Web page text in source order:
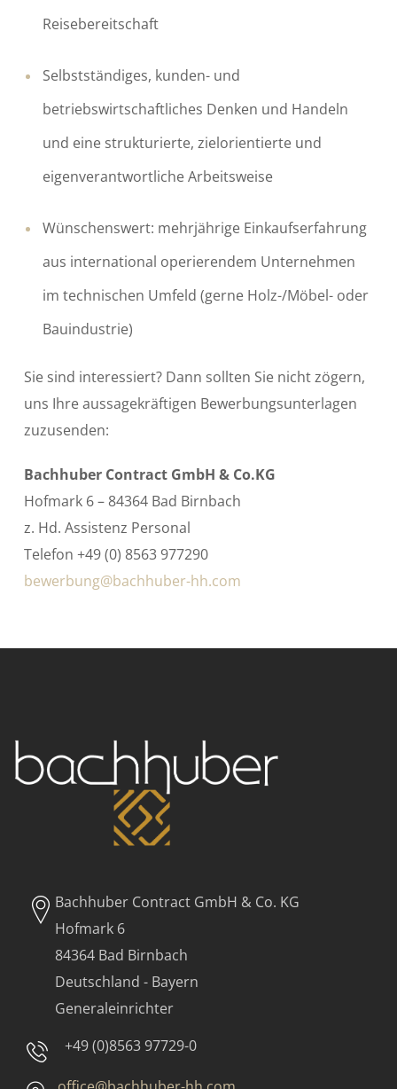
Reisebereitschaft
Selbstständiges, kunden- und
betriebswirtschaftliches Denken und Handeln
und eine strukturierte, zielorientierte und
eigenverantwortliche Arbeitsweise
Wünschenswert: mehrjährige Einkaufserfahrung
aus international operierendem Unternehmen
im technischen Umfeld (gerne Holz-/Möbel- oder
Bauindustrie)
Sie sind interessiert? Dann sollten Sie nicht zögern,
uns Ihre aussagekräftigen Bewerbungsunterlagen
zuzusenden:
Bachhuber Contract GmbH & Co.KG
Hofmark 6 – 84364 Bad Birnbach
z. Hd. Assistenz Personal
Telefon +49 (0) 8563 977290
bewerbung@bachhuber-hh.com
Bachhuber Contract GmbH & Co. KG
Hofmark 6
84364 Bad Birnbach
Deutschland - Bayern
Generaleinrichter
+49 (0)8563 97729-0